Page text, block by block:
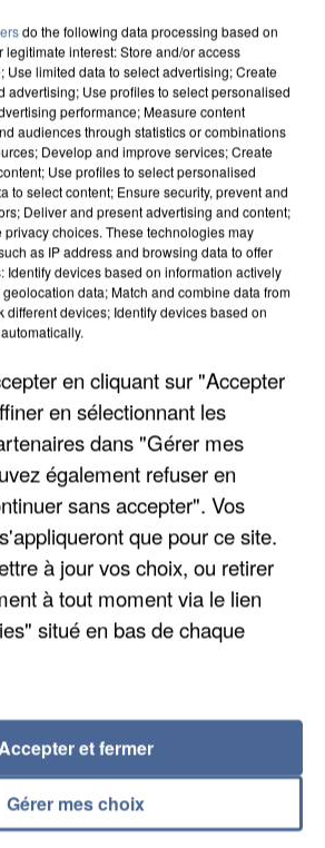
CANICULES, LES REFUGES
SONT...
SUPPOSÉS DE LA DZ
EN ALGÉRIE
do the following data processing based on
legitimate interest: Store and/or access
Use limited data to select advertising; Create
advertising; Use profiles to select personalised
performance; Measure content
audiences through statistics or combinations
Develop and improve services; Create
Use profiles to select personalised
to select content; Ensure security, prevent and
Deliver and present advertising and content;
choices. These technologies may
as IP address and browsing data to offer
Identify devices based on information actively
data; Match and combine data from
different devices; Identify devices based on
en cliquant sur "Accepter
en sélectionnant les
dans "Gérer mes
également refuser en
sans accepter". Vos
que pour ce site.
à jour vos choix, ou retirer
à tout moment via le lien
situé en bas de chaque
Gérer mes choix
et fermer